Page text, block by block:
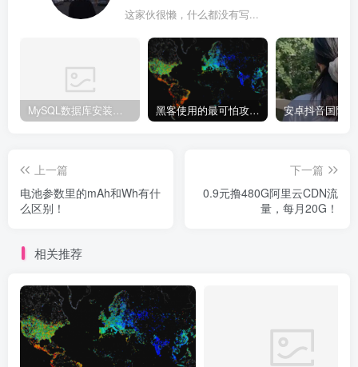
这家伙很懒，什么都没有写...
MySQL数据库安装教程 黑客使用的最可怕攻击手段有哪些?
上一篇
电池参数里的mAh和Wh有什
么区别！
下一篇
0.9元撸480G阿里云CDN流
量，每月20G！
相关推荐